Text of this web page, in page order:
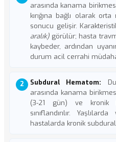
arasında kanama
kırığına bağlı olarak
sonucu gelişir.
aralık)görülür; hasta
kaybeder, ardından
durum acil cerrahi
Subdural Hematom:
arasında kanama
(3-21 gün) ve kronik
sınıflandırılır.
hastalarda kronik